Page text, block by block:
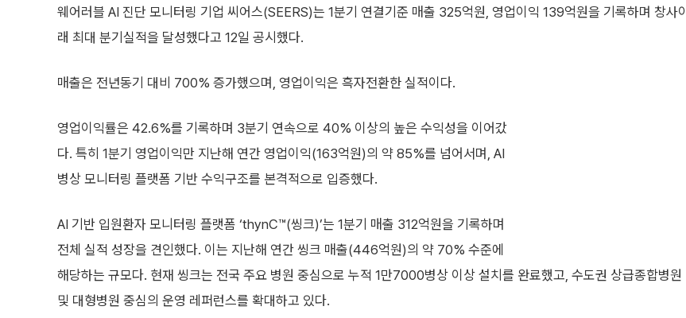
웨어러블 AI 진단 모니터링 기업 씨어스(SEERS)는 1분기 연결기준 매출 325억원, 영업이익 139억원을 기록하며 창사이
래 최대 분기실적을 달성했다고 12일 공시했다.
매출은 전년동기 대비 700% 증가했으며, 영업이익은 흑자전환한 실적이다.
영업이익률은 42.6%를 기록하며 3분기 연속으로 40% 이상의 높은 수익성을 이어갔
다. 특히 1분기 영업이익만 지난해 연간 영업이익(163억원)의 약 85%를 넘어서며, AI
병상 모니터링 플랫폼 기반 수익구조를 본격적으로 입증했다.
AI 기반 입원환자 모니터링 플랫폼 ‘thynC™(씽크)’는 1분기 매출 312억원을 기록하며
전체 실적 성장을 견인했다. 이는 지난해 연간 씽크 매출(446억원)의 약 70% 수준에
해당하는 규모다. 현재 씽크는 전국 주요 병원 중심으로 누적 1만7000병상 이상 설치를 완료했고, 수도권 상급종합병원
및 대형병원 중심의 운영 레퍼런스를 확대하고 있다.